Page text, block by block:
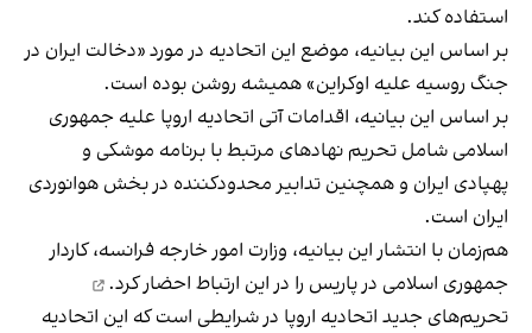
استفاده کند.
بر اساس این بیانیه، موضع این اتحادیه در مورد «دخالت ایران در
جنگ روسیه علیه اوکراین» همیشه روشن بوده است.
بر اساس این بیانیه، اقدامات آتی اتحادیه اروپا علیه جمهوری
اسلامی شامل تحریم نهادهای مرتبط با برنامه موشکی و
پهپادی ایران و همچنین تدابیر محدودکننده در بخش هوانوردی
ایران است.
هم‌زمان با انتشار این بیانیه، وزارت امور خارجه فرانسه، کاردار
جمهوری اسلامی در پاریس را در این ارتباط احضار کرد.
تحریم‌های جدید اتحادیه اروپا در شرایطی است که این اتحادیه